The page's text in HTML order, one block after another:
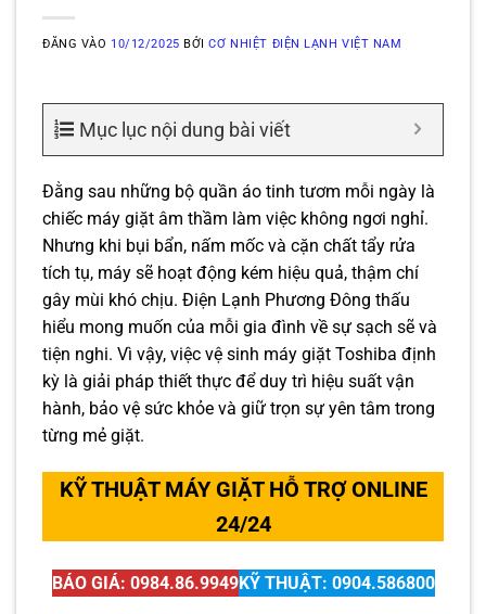
ĐĂNG VÀO 10/12/2025 BỞICƠ NHIỆT ĐIỆN LẠNH VIỆT NAM
Mục lục nội dung bài viết
Đằng sau những bộ quần áo tinh tươm mỗi ngày là
chiếc máy giặt âm thầm làm việc không ngơi nghỉ.
Nhưng khi bụi bẩn, nấm mốc và cặn chất tẩy rửa
tích tụ, máy sẽ hoạt động kém hiệu quả, thậm chí
gây mùi khó chịu. Điện Lạnh Phương Đông thấu
hiểu mong muốn của mỗi gia đình về sự sạch sẽ và
tiện nghi. Vì vậy, việc vệ sinh máy giặt Toshiba định
kỳ là giải pháp thiết thực để duy trì hiệu suất vận
hành, bảo vệ sức khỏe và giữ trọn sự yên tâm trong
từng mẻ giặt.
KỸ THUẬT MÁY GIẶT HỖ TRỢ ONLINE
24/24
BÁO GIÁ: 0984.86.9949KỸ THUẬT: 0904.586800